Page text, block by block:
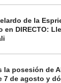
de la
en DIRECTO:
la posesión de
7 de agosto y